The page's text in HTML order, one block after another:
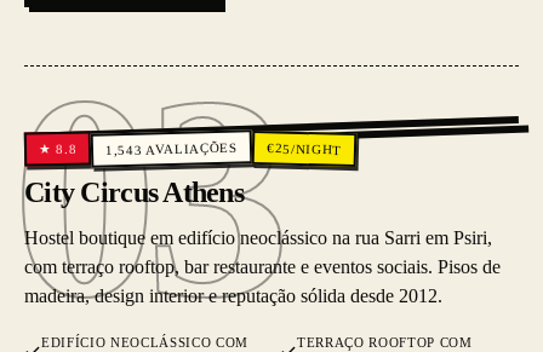
03
03
★8.8 1,543 AVALIAÇÕES €25/NIGHT
City Circus Athens
Hostel boutique em edifício neoclássico na rua Sarri em Psiri,
com terraço rooftop, bar restaurante e eventos sociais. Pisos de
madeira, design interior e reputação sólida desde 2012.
EDIFÍCIO NEOCLÁSSICO COM TERRAÇO ROOFTOP COM